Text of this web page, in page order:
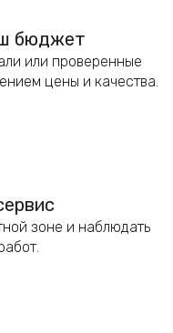
бюджет
или проверенные
цены и качества.
зоне и наблюдать